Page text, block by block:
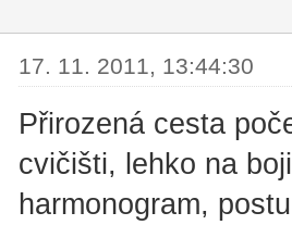
17. 11. 2011, 13:44:30
Přirozená cesta
cvičišti, lehko na
harmonogram,